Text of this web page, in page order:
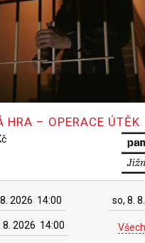
HRA – OPERACE ÚTĚK
2026 14:00 so, 8.
8. 2026 14:00